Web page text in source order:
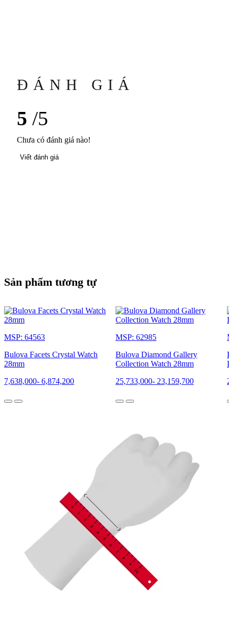
ĐÁNH GIÁ
5 /5
Chưa có đánh giá nào!
Viết đánh giá
Sản phẩm tương tự
MSP: 64563
Bulova Facets Crystal Watch
28mm
7,638,000- 6,874,200
MSP: 62985
Bulova Diamond Gallery
Collection Watch 28mm
25,733,000- 23,159,700